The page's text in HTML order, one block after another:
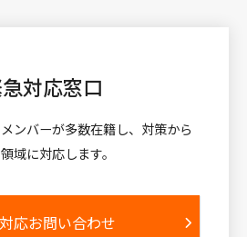
対応窓口
ンバーが多数在籍し、対策から
域に対応します。
応お問い合わせ